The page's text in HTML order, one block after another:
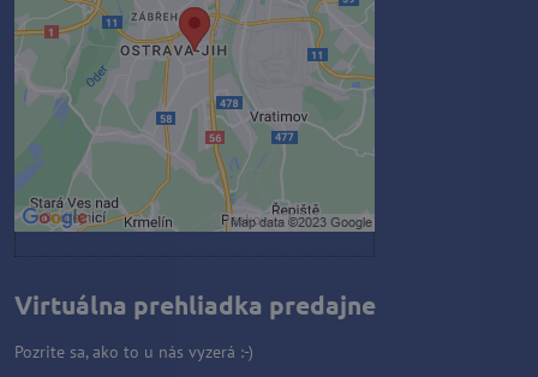
Prajete si načítať externý obsah?
Povoliť tentokrát
Povoliť a zapamätať - súhlas s
druhom cookie: Funkčné
Otvoriť obsah v novom okne
Virtuálna prehliadka predajne
Pozrite sa, ako to u nás vyzerá :-)